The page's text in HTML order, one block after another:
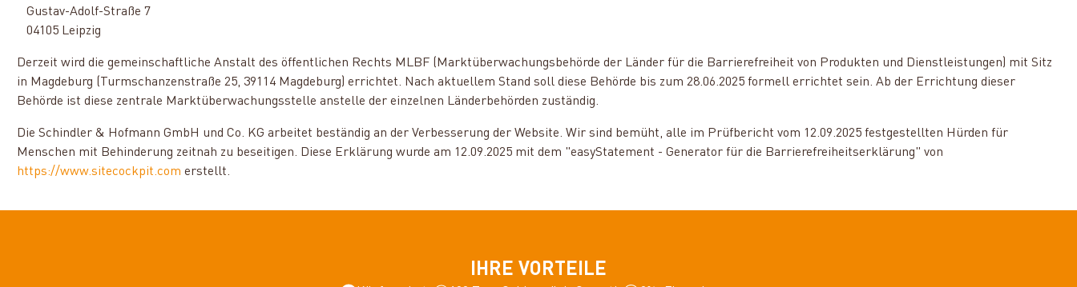
Gustav-Adolf-Straße 7
04105 Leipzig
Derzeit wird die gemeinschaftliche Anstalt des öffentlichen Rechts MLBF (Marktüberwachungsbehörde der Länder für die Barrierefreiheit von Produkten und Dienstleistungen) mit Sitz
in Magdeburg (Turmschanzenstraße 25, 39114 Magdeburg) errichtet. Nach aktuellem Stand soll diese Behörde bis zum 28.06.2025 formell errichtet sein. Ab der Errichtung dieser
Behörde ist diese zentrale Marktüberwachungsstelle anstelle der einzelnen Länderbehörden zuständig.
Die Schindler & Hofmann GmbH und Co. KG arbeitet beständig an der Verbesserung der Website.Wir sind bemüht, alle im Prüfbericht vom 12.09.2025 festgestellten Hürden für
Menschen mit Behinderung zeitnah zu beseitigen. Diese Erklärung wurde am 12.09.2025 mit dem "easyStatement - Generator für die Barrierefreiheitserklärung" von
https://www.sitecockpit.com erstellt.
IHRE VORTEILE